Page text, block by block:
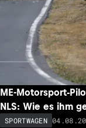
ME-Motorsport-
NLS: Wie es ihm
SPORTWAGEN